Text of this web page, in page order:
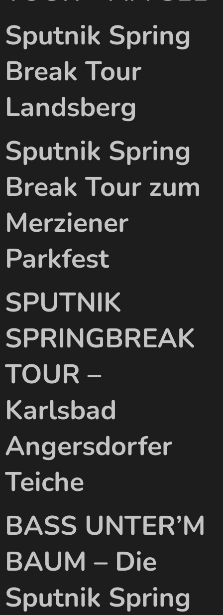
Sputnik Spring
Break Tour
Landsberg
Sputnik Spring
Break Tour zum
Merziener
Parkfest
SPUTNIK
SPRINGBREAK
TOUR –
Karlsbad
Angersdorfer
Teiche
BASS UNTER’M
BAUM – Die
Sputnik Spring